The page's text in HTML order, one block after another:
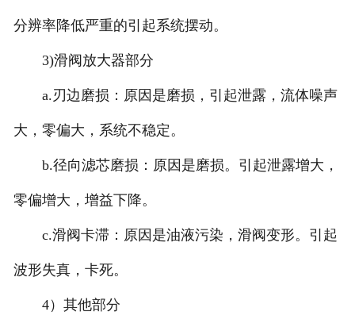
分辨率降低严重的引起系统摆动。
3)滑阀放大器部分
a.刃边磨损：原因是磨损，引起泄露，流体噪声
大，零偏大，系统不稳定。
b.径向滤芯磨损：原因是磨损。引起泄露增大，
零偏增大，增益下降。
c.滑阀卡滞：原因是油液污染，滑阀变形。引起
波形失真，卡死。
4）其他部分